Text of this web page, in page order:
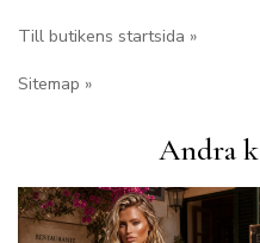
Till butikens startsida »
Sitemap »
Andra